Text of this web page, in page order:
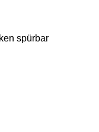
spürbar